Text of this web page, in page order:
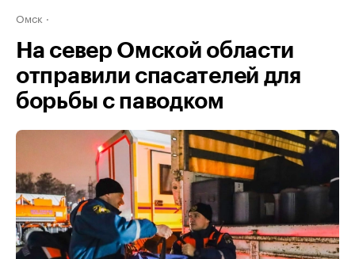
Омск
На север Омской области
отправили спасателей для
борьбы с паводком